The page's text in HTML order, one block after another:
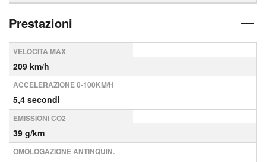
Prestazioni
VELOCITÀ MAX
209 km/h
ACCELERAZIONE 0-100KM/H
5,4 secondi
EMISSIONI CO2
39 g/km
OMOLOGAZIONE ANTINQUIN.